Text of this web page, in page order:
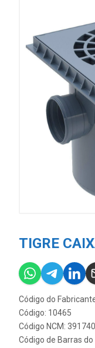
TIGRE
Código do
Código: 10465
Código NCM:
Código de Barras